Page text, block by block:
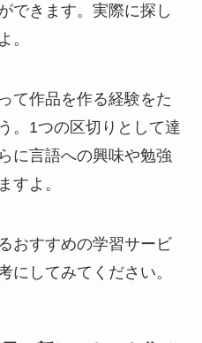
できます。実際に探し
。
て作品を作る経験をた
。1つの区切りとして達
に言語への興味や勉強
すよ。
おすすめの学習サービ
にしてみてください。